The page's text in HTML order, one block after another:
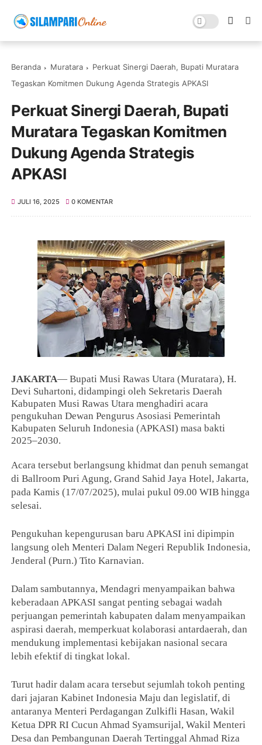
Beranda Muratara
Perkuat Sinergi Daerah, Bupati Muratara
Tegaskan Komitmen Dukung Agenda Strategis APKASI
Perkuat Sinergi Daerah, Bupati
Muratara Tegaskan Komitmen
Dukung Agenda Strategis
APKASI
JULI 16, 2025 0 KOMENTAR
JAKARTA— Bupati Musi Rawas Utara (Muratara), H.
Devi Suhartoni, didampingi oleh Sekretaris Daerah
Kabupaten Musi Rawas Utara menghadiri acara
pengukuhan Dewan Pengurus Asosiasi Pemerintah
Kabupaten Seluruh Indonesia (APKASI) masa bakti
2025–2030.
Acara tersebut berlangsung khidmat dan penuh semangat
di Ballroom Puri Agung, Grand Sahid Jaya Hotel, Jakarta,
pada Kamis (17/07/2025), mulai pukul 09.00 WIB hingga
selesai.
Pengukuhan kepengurusan baru APKASI ini dipimpin
langsung oleh Menteri Dalam Negeri Republik Indonesia,
Jenderal (Purn.) Tito Karnavian.
Dalam sambutannya, Mendagri menyampaikan bahwa
keberadaan APKASI sangat penting sebagai wadah
perjuangan pemerintah kabupaten dalam menyampaikan
aspirasi daerah, memperkuat kolaborasi antardaerah, dan
mendukung implementasi kebijakan nasional secara
lebih efektif di tingkat lokal.
Turut hadir dalam acara tersebut sejumlah tokoh penting
dari jajaran Kabinet Indonesia Maju dan legislatif, di
antaranya Menteri Perdagangan Zulkifli Hasan, Wakil
Ketua DPR RI Cucun Ahmad Syamsurijal, Wakil Menteri
Desa dan Pembangunan Daerah Tertinggal Ahmad Riza